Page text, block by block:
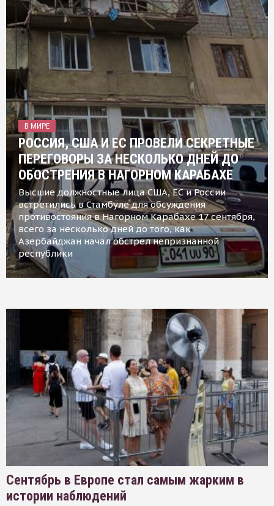
В МИРЕ
РОССИЯ, США И ЕС ПРОВЕЛИ СЕКРЕТНЫЕ
ПЕРЕГОВОРЫ ЗА НЕСКОЛЬКО ДНЕЙ ДО
ОБОСТРЕНИЯ В НАГОРНОМ КАРАБАХЕ
Высшие должностные лица США, ЕС и России
встретились в Стамбуле для обсуждения
противостояния в Нагорном Карабахе 17 сентября,
всего за несколько дней до того, как
Азербайджан начал обстрел непризнанной
республики
Сентябрь в Европе стал самым жарким в
истории наблюдений